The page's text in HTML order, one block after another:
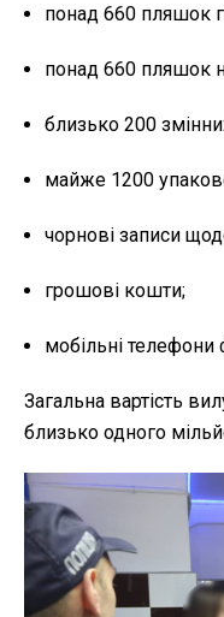
понад 660 пляшок
понад 660 пляшок
близько 200
майже 1200
чорнові записи
грошові кошти;
мобільні телефони
Загальна вартість
близько одного